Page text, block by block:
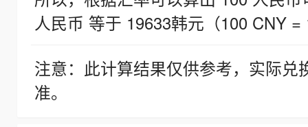
人民币 等于 19633韩元（100 CNY =
注意：此计算结果仅供参考，实际
准。